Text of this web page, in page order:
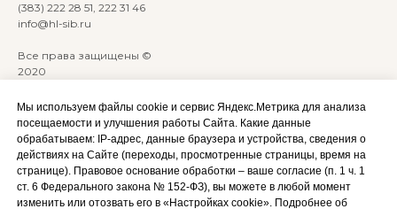
Мы используем файлы cookie и сервис Яндекс.Метрика для анализа
посещаемости и улучшения работы Сайта. Какие данные
обрабатываем: IP‑адрес, данные браузера и устройства, сведения о
действиях на Сайте (переходы, просмотренные страницы, время на
странице). Правовое основание обработки – ваше согласие (п. 1 ч. 1
ст. 6 Федерального закона № 152‑ФЗ), вы можете в любой момент
изменить или отозвать его в «Настройках cookie». Подробнее об
(383) 222 28 51, 222 31 46
info@hl-sib.ru
Все права защищены ©
2020
ANKRYONK
Акции и скидки
Оплата, доставка и возврат
Сотрудничество
Политика
конфиденциальности
Согласие на обработку
персональных данных